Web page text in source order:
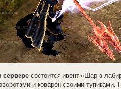
сервере состоится ивент «Шар в
и коварен своими тупиками.